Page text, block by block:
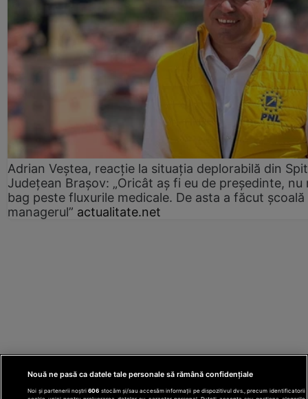
Adrian Veștea, reacție la situația deplorabilă din
Județean Brașov: „Oricât aș fi eu de președinte, nu
bag peste fluxurile medicale. De asta a făcut școală
managerul” actualitate.net
Nouă ne pasă ca datele tale personale să rămână confidențiale
Noi și partenerii noștri606 stocăm și/sau accesăm informații pe dispozitivul dvs., precum identificatorii